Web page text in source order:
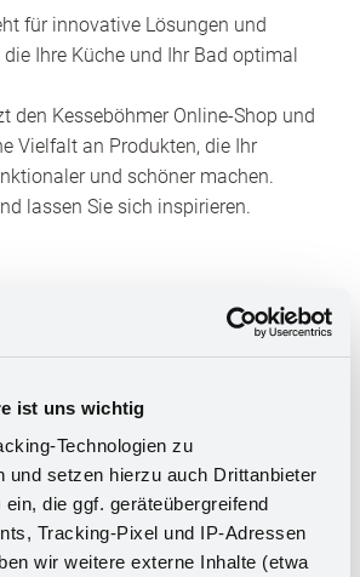
ist uns wichtig
Technologien zu
und setzen hierzu auch Drittanbieter
die ggf. geräteübergreifend
Tracking-Pixel und IP-Adressen
wir weitere externe Inhalte (etwa
für innovative Lösungen und
Ihre Küche und Ihr Bad optimal
den Kesseböhmer Online-Shop und
Vielfalt an Produkten, die Ihr
und schöner machen.
lassen Sie sich inspirieren.
für Ihr